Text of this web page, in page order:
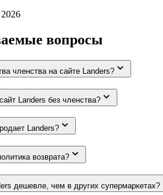
вопросы
членства на сайте Landers?
Landers без членства?
Landers?
возврата?
дешевле, чем в других супермаркетах?